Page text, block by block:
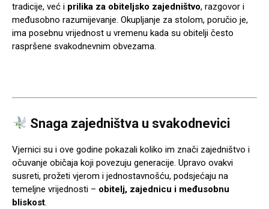
tradicije, već i prilika za obiteljsko zajedništvo, razgovor i
međusobno razumijevanje. Okupljanje za stolom, poručio je,
ima posebnu vrijednost u vremenu kada su obitelji često
raspršene svakodnevnim obvezama.
Snaga zajedništva u svakodnevici
Vjernici su i ove godine pokazali koliko im znači zajedništvo i
očuvanje običaja koji povezuju generacije. Upravo ovakvi
susreti, prožeti vjerom i jednostavnošću, podsjećaju na
temeljne vrijednosti – obitelj, zajednicu i međusobnu
bliskost.